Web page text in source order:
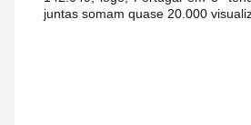
juntas somam quase 20.000